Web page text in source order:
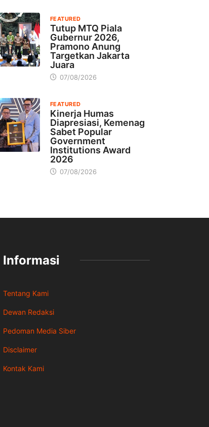
FEATURED
Tutup MTQ Piala
Gubernur 2026,
Pramono Anung
Targetkan Jakarta
Juara
07/08/2026
FEATURED
Kinerja Humas
Diapresiasi, Kemenag
Sabet Popular
Government
Institutions Award
2026
07/08/2026
Informasi
Tentang Kami
Dewan Redaksi
Pedoman Media Siber
Disclaimer
Kontak Kami